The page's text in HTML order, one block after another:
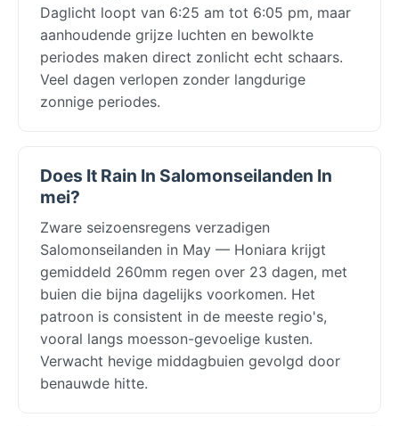
Daglicht loopt van 6:25 am tot 6:05 pm, maar
aanhoudende grijze luchten en bewolkte
periodes maken direct zonlicht echt schaars.
Veel dagen verlopen zonder langdurige
zonnige periodes.
Does It Rain In Salomonseilanden In
mei?
Zware seizoensregens verzadigen
Salomonseilanden in May — Honiara krijgt
gemiddeld 260mm regen over 23 dagen, met
buien die bijna dagelijks voorkomen. Het
patroon is consistent in de meeste regio's,
vooral langs moesson-gevoelige kusten.
Verwacht hevige middagbuien gevolgd door
benauwde hitte.